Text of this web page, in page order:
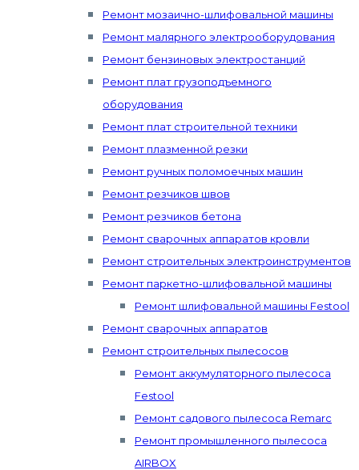
Ремонт мозаично-шлифовальной машины
Ремонт малярного электрооборудования
Ремонт бензиновых электростанций
Ремонт плат грузоподъемного
оборудования
Ремонт плат строительной техники
Ремонт плазменной резки
Ремонт ручных поломоечных машин
Ремонт резчиков швов
Ремонт резчиков бетона
Ремонт сварочных аппаратов кровли
Ремонт строительных электроинструментов
Ремонт паркетно-шлифовальной машины
Ремонт шлифовальной машины Festool
Ремонт сварочных аппаратов
Ремонт строительных пылесосов
Ремонт аккумуляторного пылесоса
Festool
Ремонт садового пылесоса Remarc
Ремонт промышленного пылесоса
AIRBOX